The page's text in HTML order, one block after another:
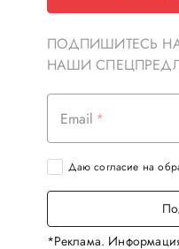
ПОДПИШИТЕСЬ
НАШИ
Email
Даю согласие на
*Реклама.